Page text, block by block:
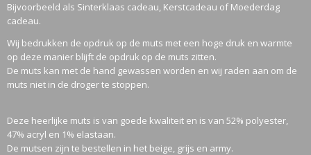
Bijvoorbeeld als Sinterklaas cadeau, Kerstcadeau of Moederdag
cadeau.
Wij bedrukken de opdruk op de muts met een hoge druk en warmte
op deze manier blijft de opdruk op de muts zitten.
De muts kan met de hand gewassen worden en wij raden aan om de
muts niet in de droger te stoppen.
Deze heerlijke muts is van goede kwaliteit en is van 52% polyester,
47% acryl en 1% elastaan.
De mutsen zijn te bestellen in het beige, grijs en army.